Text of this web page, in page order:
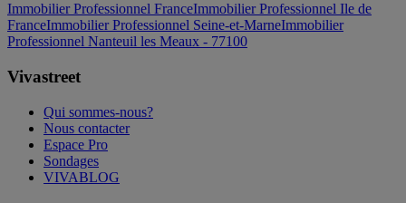
Immobilier Professionnel FranceImmobilier Professionnel Ile de
FranceImmobilier Professionnel Seine-et-MarneImmobilier
Professionnel Nanteuil les Meaux - 77100
Vivastreet
Qui sommes-nous?
Nous contacter
Espace Pro
Sondages
VIVABLOG